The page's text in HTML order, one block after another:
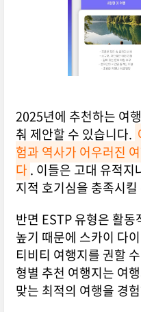
2025년에 추천하는 여
춰 제안할 수 있습니다.
험과 역사가 어우러진
다 . 이들은 고대 유적지
지적 호기심을 충족시
반면 ESTP 유형은 활
높기 때문에 스카이 다
티비티 여행지를 권할
형별 추천 여행지는 여
맞는 최적의 여행을 경